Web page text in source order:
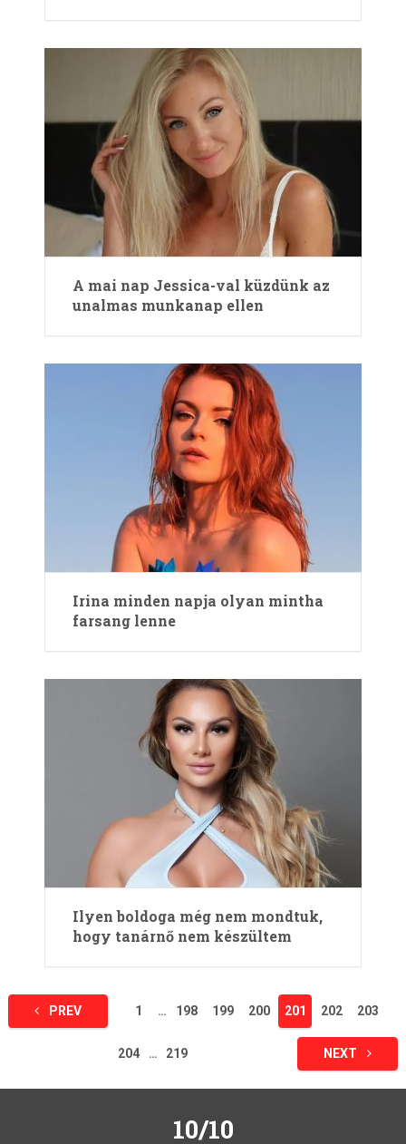
A mai nap Jessica-val küzdünk az
unalmas munkanap ellen
Irina minden napja olyan mintha
farsang lenne
Ilyen boldoga még nem mondtuk,
hogy tanárnő nem készültem
Bejegyzések
lapozása
PREV 1 … 198 199 200 201 202 203
204 … 219 NEXT
10/10